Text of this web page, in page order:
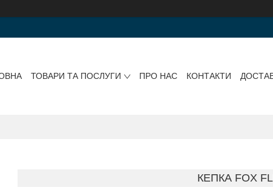
ТОВАРИ ТА ПОСЛУГИ ПРО НАС КОНТАКТИ
КЕПКА FOX